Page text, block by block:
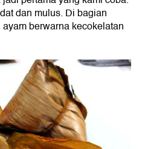
dan mulus. Di bagian
berwarna kecokelatan